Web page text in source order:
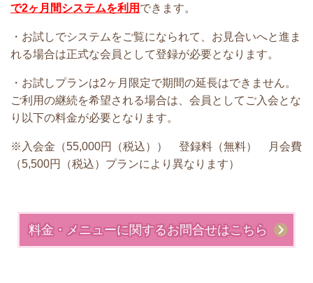
で2ヶ月間システムを利用 できます。
・お試しでシステムをご覧になられて、お見合いへと進ま
れる場合は正式な会員として登録が必要となります。
・お試しプランは2ヶ月限定で期間の延長はできません。
ご利用の継続を希望される場合は、会員としてご入会とな
り以下の料金が必要となります。
※入会金（55,000円（税込）） 登録料（無料） 月会費
（5,500円（税込）プランにより異なります）
料金・メニューに関するお問合せはこちら